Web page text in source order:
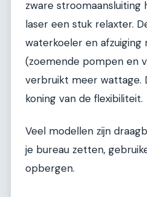
zware stroomaansluiting
laser een stuk relaxter.
waterkoeler en afzuiging
(zoemende pompen en
verbruikt meer wattage.
koning van de flexibiliteit.
Veel modellen zijn
je bureau zetten,
opbergen.